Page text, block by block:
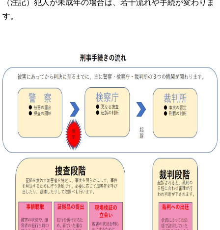
（注記）犯人が未成年の場合は、若干流れや手続が変わりま
す。